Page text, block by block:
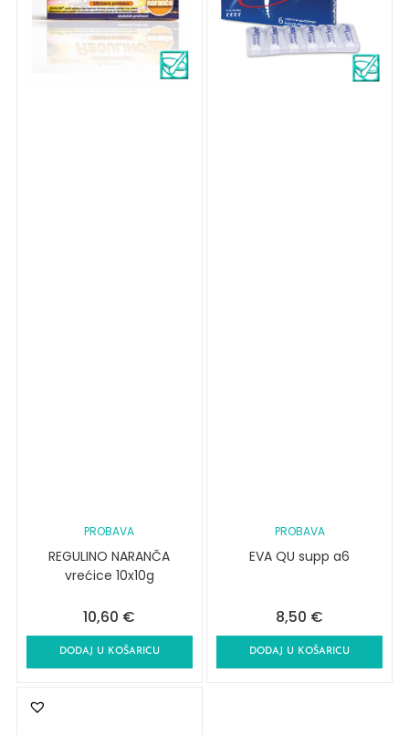
PROBAVA
REGULINO NARANČA
vrećice 10x10g
10,60 €
DODAJ U KOŠARICU
PROBAVA
EVA QU supp a6
8,50 €
DODAJ U KOŠARICU